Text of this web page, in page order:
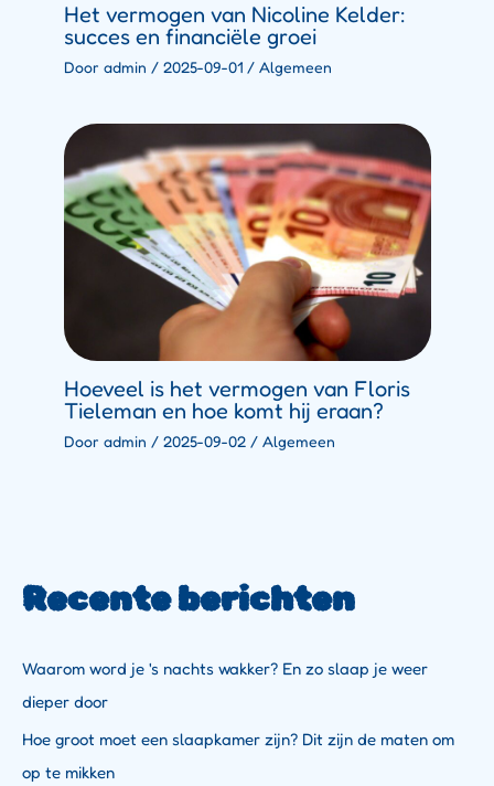
Het vermogen van Nicoline Kelder:
succes en financiële groei
Door admin / 2025-09-01 / Algemeen
Hoeveel is het vermogen van Floris
Tieleman en hoe komt hij eraan?
Door admin / 2025-09-02 / Algemeen
Recente berichten
Waarom word je 's nachts wakker? En zo slaap je weer
dieper door
Hoe groot moet een slaapkamer zijn? Dit zijn de maten om
op te mikken